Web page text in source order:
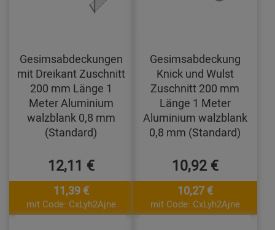
Gesimsabdeckungen
mit Dreikant Zuschnitt
200 mm Länge 1
Meter Aluminium
walzblank 0,8 mm
(Standard)
12,11 €
11,39 €
mit Code: CxLyh2Ajne
Gesimsabdeckung
Knick und Wulst
Zuschnitt 200 mm
Länge 1 Meter
Aluminium walzblank
0,8 mm (Standard)
10,92 €
10,27 €
mit Code: CxLyh2Ajne